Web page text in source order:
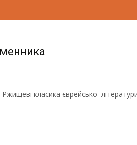
класика єврейської